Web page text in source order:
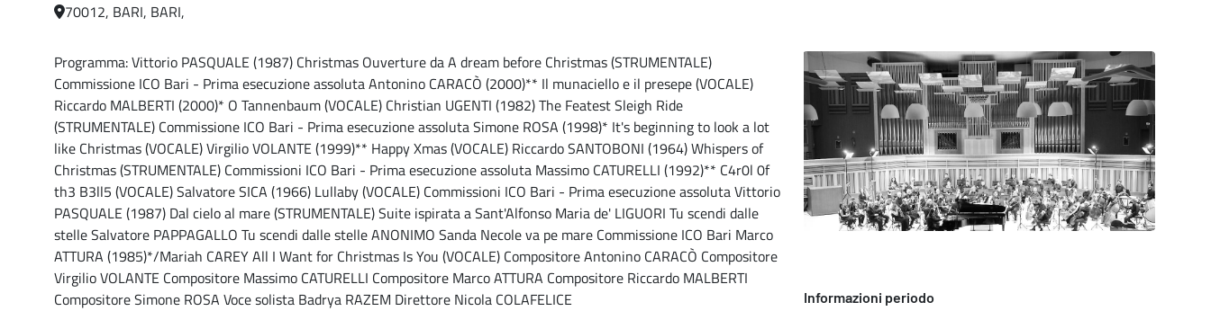
70012, BARI, BARI,
Programma: Vittorio PASQUALE (1987) Christmas Ouverture da A dream before Christmas (STRUMENTALE)
Commissione ICO Bari - Prima esecuzione assoluta Antonino CARACÒ (2000)** Il munaciello e il presepe (VOCALE)
Riccardo MALBERTI (2000)* O Tannenbaum (VOCALE) Christian UGENTI (1982) The Featest Sleigh Ride
(STRUMENTALE) Commissione ICO Bari - Prima esecuzione assoluta Simone ROSA (1998)* It's beginning to look a lot
like Christmas (VOCALE) Virgilio VOLANTE (1999)** Happy Xmas (VOCALE) Riccardo SANTOBONI (1964) Whispers of
Christmas (STRUMENTALE) Commissioni ICO Bari - Prima esecuzione assoluta Massimo CATURELLI (1992)** C4r0l 0f
th3 B3ll5 (VOCALE) Salvatore SICA (1966) Lullaby (VOCALE) Commissioni ICO Bari - Prima esecuzione assoluta Vittorio
PASQUALE (1987) Dal cielo al mare (STRUMENTALE) Suite ispirata a Sant'Alfonso Maria de' LIGUORI Tu scendi dalle
stelle Salvatore PAPPAGALLO Tu scendi dalle stelle ANONIMO Sanda Necole va pe mare Commissione ICO Bari Marco
ATTURA (1985)*/Mariah CAREY All I Want for Christmas Is You (VOCALE) Compositore Antonino CARACÒ Compositore
Virgilio VOLANTE Compositore Massimo CATURELLI Compositore Marco ATTURA Compositore Riccardo MALBERTI
Compositore Simone ROSA Voce solista Badrya RAZEM Direttore Nicola COLAFELICE
Informazioni periodo